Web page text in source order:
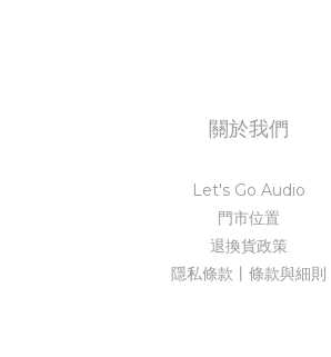
關於我們
Let's Go Audio
門市位置
退換貨政策
隱私條款丨條款與細則